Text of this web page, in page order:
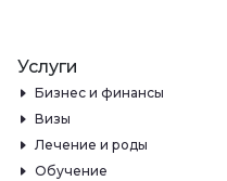
Услуги
Бизнес и финансы
Визы
Лечение и роды
Обучение